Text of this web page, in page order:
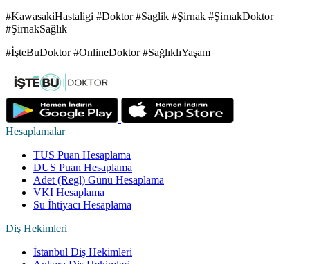
#KawasakiHastaligi #Doktor #Saglik #Şirnak #ŞirnakDoktor
#ŞirnakSağlık
#İşteBuDoktor #OnlineDoktor #SağlıklıYaşam
Hesaplamalar
TUS Puan Hesaplama
DUS Puan Hesaplama
Adet (Regl) Günü Hesaplama
VKI Hesaplama
Su İhtiyacı Hesaplama
Diş Hekimleri
İstanbul Diş Hekimleri